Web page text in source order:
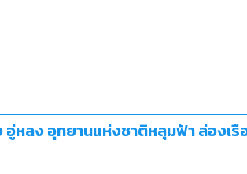
อู่หลง อุทยานแห่งชาติหลุมฟ้า ล่องเรื